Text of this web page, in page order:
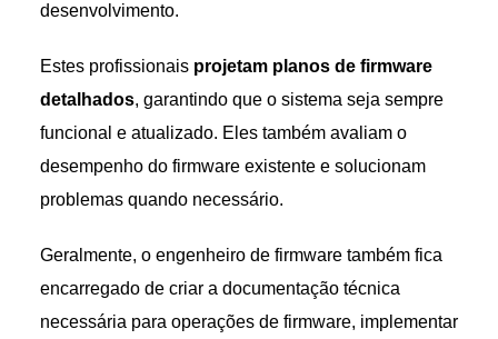
desenvolvimento.
Estes profissionais projetam planos de firmware
detalhados, garantindo que o sistema seja sempre
funcional e atualizado. Eles também avaliam o
desempenho do firmware existente e solucionam
problemas quando necessário.
Geralmente, o engenheiro de firmware também fica
encarregado de criar a documentação técnica
necessária para operações de firmware, implementar